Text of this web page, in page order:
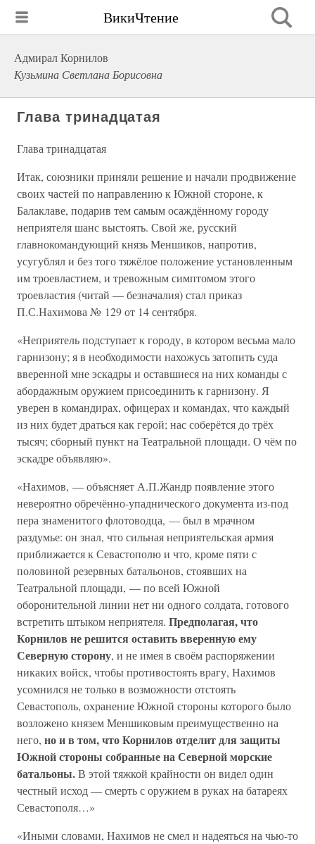
ВикиЧтение
Адмирал Корнилов
Кузьмина Светлана Борисовна
Глава тринадцатая
Глава тринадцатая
Итак, союзники приняли решение и начали продвижение
своих частей по направлению к Южной стороне, к
Балаклаве, подарив тем самым осаждённому городу
неприятеля шанс выстоять. Свой же, русский
главнокомандующий князь Меншиков, напротив,
усугублял и без того тяжёлое положение установленным
им троевластием, и тревожным симптомом этого
троевластия (читай — безначалия) стал приказ
П.С.Нахимова № 129 от 14 сентября.
«Неприятель подступает к городу, в котором весьма мало
гарнизону; я в необходимости нахожусь затопить суда
вверенной мне эскадры и оставшиеся на них команды с
абордажным оружием присоединить к гарнизону. Я
уверен в командирах, офицерах и командах, что каждый
из них будет драться как герой; нас соберётся до трёх
тысяч; сборный пункт на Театральной площади. О чём по
эскадре объявляю».
«Нахимов, — объясняет А.П.Жандр появление этого
невероятно обречённо-упаднического документа из-под
пера знаменитого флотоводца, — был в мрачном
раздумье: он знал, что сильная неприятельская армия
приближается к Севастополю и что, кроме пяти с
половиной резервных батальонов, стоявших на
Театральной площади, — по всей Южной
оборонительной линии нет ни одного солдата, готового
встретить штыком неприятеля. Предполагая, что
Корнилов не решится оставить вверенную ему
Северную сторону, и не имея в своём распоряжении
никаких войск, чтобы противостоять врагу, Нахимов
усомнился не только в возможности отстоять
Севастополь, охранение Южной стороны которого было
возложено князем Меншиковым преимущественно на
него, но и в том, что Корнилов отделит для защиты
Южной стороны собранные на Северной морские
батальоны.В этой тяжкой крайности он видел один
честный исход — смерть с оружием в руках на батареях
Севастополя…»
«Иными словами, Нахимов не смел и надеяться на чью-то